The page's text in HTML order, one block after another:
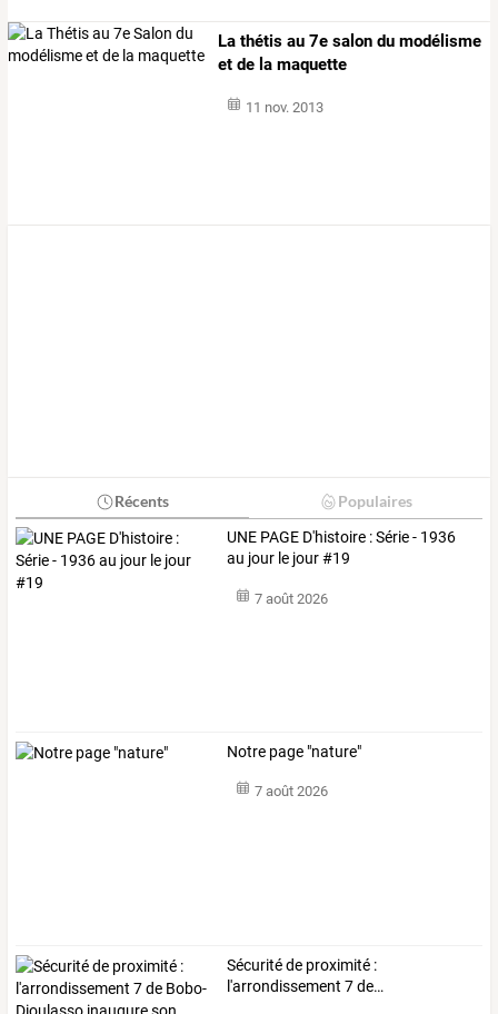
La thétis au 7e salon du modélisme
et de la maquette
11 nov. 2013
Récents Populaires
UNE PAGE D'histoire : Série - 1936
au jour le jour #19
7 août 2026
Notre page "nature"
7 août 2026
Sécuritéde proximité :
l'arrondissement 7de…